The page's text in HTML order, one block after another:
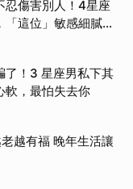
忍傷害別人！4星座
這位」敏感細膩搞
了！3 星座男私下其
軟，最怕失去你
越有福 晚年生活讓